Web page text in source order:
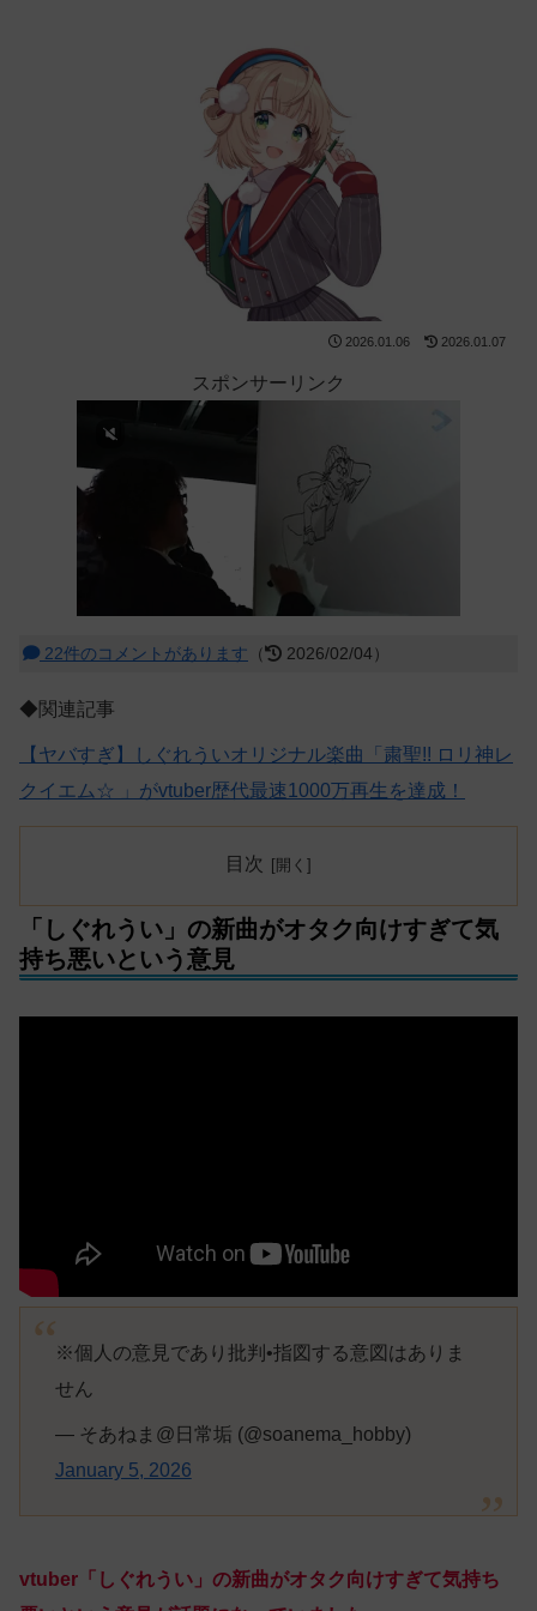
2026.01.06 2026.01.07
スポンサーリンク
22件のコメントがあります （ 2026/02/04）
◆関連記事
【ヤバすぎ】しぐれういオリジナル楽曲「粛聖!! ロリ神レ
クイエム☆ 」がvtuber歴代最速1000万再生を達成！
目次
「しぐれうい」の新曲がオタク向けすぎて気
持ち悪いという意見
※個人の意見であり批判•指図する意図はありま
せん
— そあねま@日常垢 (@soanema_hobby)
January 5, 2026
vtuber「しぐれうい」の新曲がオタク向けすぎて気持ち